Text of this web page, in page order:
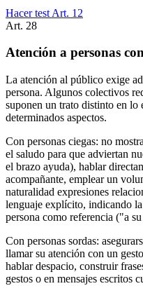
Hacer test Art. 12
Art. 28
Atención a personas
La atención al público exige
persona. Algunos colectivos
suponen un trato distinto en lo
determinados aspectos.
Con personas ciegas: no
el saludo para que adviertan
el brazo ayuda), hablar
acompañante, emplear un
naturalidad expresiones
lenguaje explícito, indicando
persona como referencia ("a
Con personas sordas:
llamar su atención con un
hablar despacio, construir
gestos o en mensajes escritos